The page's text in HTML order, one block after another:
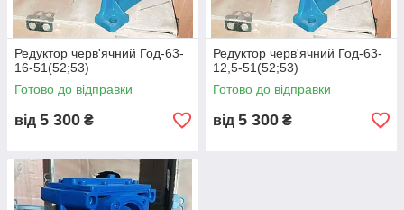
Редуктор черв'ячний Год-63-
16-51(52;53)
Готово до відправки
від 5 300 ₴
Редуктор черв'ячний Год-63-
12,5-51(52;53)
Готово до відправки
від 5 300 ₴